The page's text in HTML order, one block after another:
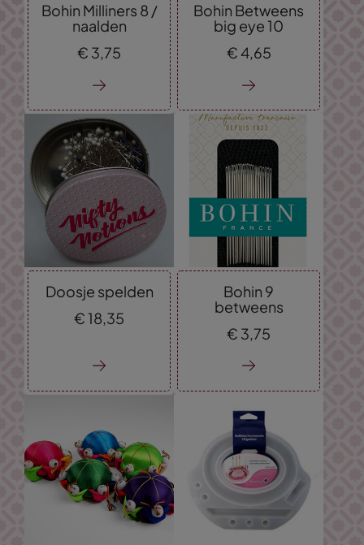
Bohin Milliners 8 /
naalden
€ 3,75
Bohin Betweens
big eye 10
€ 4,65
Doosje spelden
€18, 35
Bohin 9
betweens
€ 3, 75